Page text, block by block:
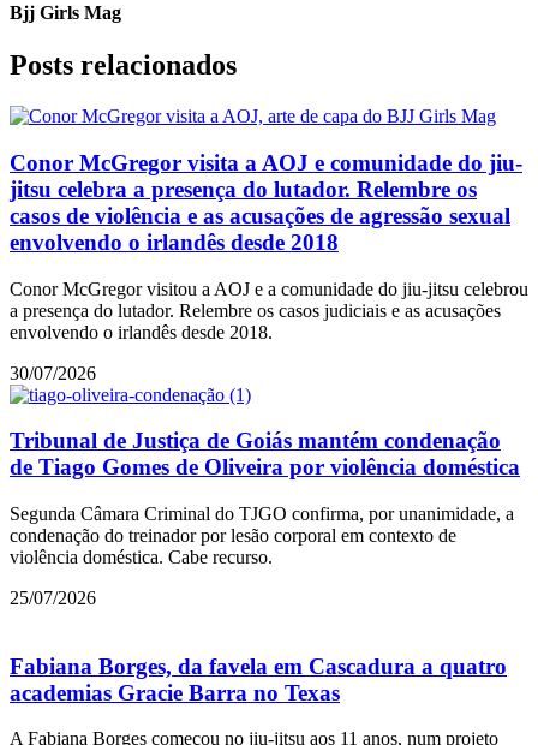
Bjj Girls Mag
Posts relacionados
Conor McGregor visita a AOJ e comunidade do jiu-
jitsu celebra a presença do lutador. Relembre os
casos de violência e as acusações de agressão sexual
envolvendo o irlandês desde 2018
Conor McGregor visitou a AOJ e a comunidade do jiu-jitsu celebrou
a presença do lutador. Relembre os casos judiciais e as acusações
envolvendo o irlandês desde 2018.
30/07/2026
Tribunal de Justiça de Goiás mantém condenação
de Tiago Gomes de Oliveira por violência doméstica
Segunda Câmara Criminal do TJGO confirma, por unanimidade, a
condenação do treinador por lesão corporal em contexto de
violência doméstica. Cabe recurso.
25/07/2026
Fabiana Borges, da favela em Cascadura a quatro
academias Gracie Barra no Texas
A Fabiana Borges começou no jiu-jitsu aos 11 anos, num projeto